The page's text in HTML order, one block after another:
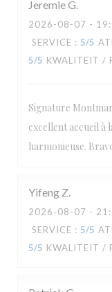
JeremieG
2026-08-07 -
SERVICE : 5/5
5/5 KWALITEIT /
Signature
excellent accueil à
harmonieuse.
Yifeng Z
2026-08-07 -
SERVICE : 5/5
5/5 KWALITEIT /